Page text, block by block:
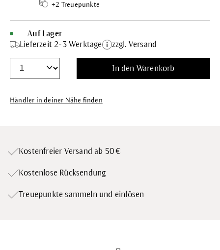
+2 Treuepunkte
Auf Lager
Lieferzeit 2-3 Werktage
zzgl. Versand
In den Warenkorb
Händler in deiner Nähe finden
Kostenfreier Versand ab 50 €
Kostenlose Rücksendung
Treuepunkte sammeln und einlösen